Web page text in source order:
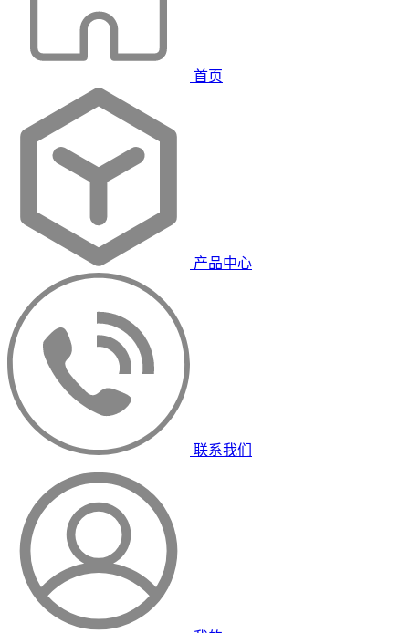
首页
产品中心
联系我们